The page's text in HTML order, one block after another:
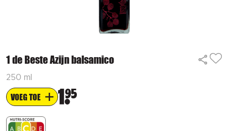
1 de Beste Azijn balsamico
250 ml
VOEG TOE 1 95